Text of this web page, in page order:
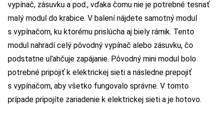
vypínač, zásuvku a pod., vďaka čomu nie je potrebné tesnať
malý modul do krabice. V balení nájdete samotný modul
s vypínačom, ku ktorému prislúcha aj biely rámik. Tento
modul nahradí celý pôvodný vypínač alebo zásuvku, čo
podstatne uľahčuje zapájanie. Pôvodný mini modul bolo
potrebné pripojiť k elektrickej sieti a následne prepojiť
s vypínačom, aby všetko fungovalo správne. V tomto
prípade pripojíte zariadenie k elektrickej sieti a je hotovo.